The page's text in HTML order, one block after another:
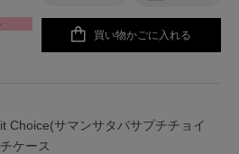
買い物かごに入れる
サマンサタバサプチチョイ
ケース